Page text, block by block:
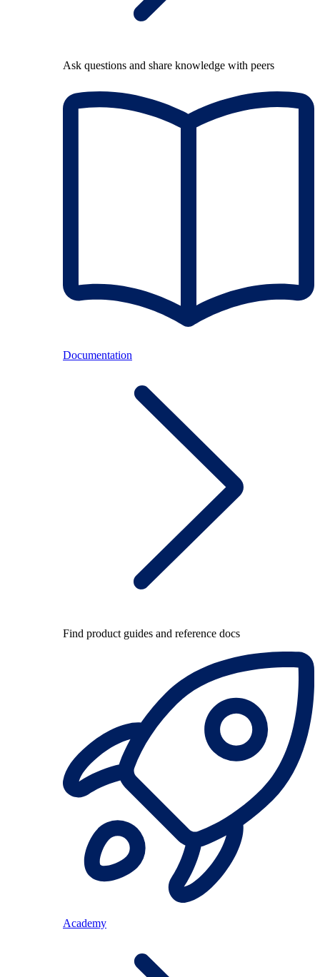
Ask questions and share knowledge with peers
Documentation
Find product guides and reference docs
Academy